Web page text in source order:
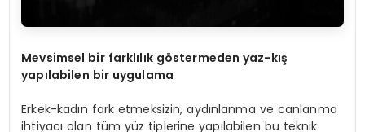
Mevsimsel bir farklılık göstermeden yaz-kış
yapılabilen bir uygulama
Erkek-kadın fark etmeksizin, aydınlanma ve canlanma
ihtiyacı olan tüm yüz tiplerine yapılabilen bu teknik